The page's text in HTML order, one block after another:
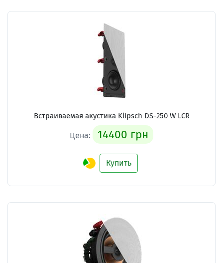
Встраиваемая акустика Klipsch DS-250 W LCR
Цена: 14400 грн
Купить